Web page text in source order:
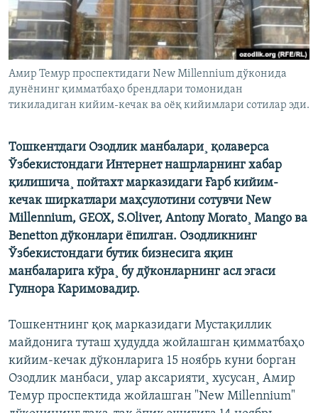
Амир Темур проспектидаги New Millennium дўконида
дунëнинг қимматбаҳо брендлари томонидан
тикиладиган кийим-кечак ва оëқ кийимлари сотилар эди.
Тошкентдаги Озодлик манбалари¸ қолаверса
Ўзбекистондаги Интернет нашрларнинг хабар
қилишича¸ пойтахт марказидаги Ғарб кийим-
кечак ширкатлари маҳсулотини сотувчи New
Millennium, GEOX, S.Oliver, Antony Morato¸ Mango ва
Benetton дўконлари ëпилган. Озодликнинг
Ўзбекистондаги бутик бизнесига яқин
манбаларига кўра¸ бу дўконларнинг асл эгаси
Гулнора Каримовадир.
Тошкентнинг қоқ марказидаги Мустақиллик
майдонига туташ ҳудудда жойлашган қимматбаҳо
кийим-кечак дўконларига 15 ноябрь куни борган
Озодлик манбаси¸ улар аксарияти¸ хусусан¸ Амир
Темур проспектида жойлашган "New Millennium"